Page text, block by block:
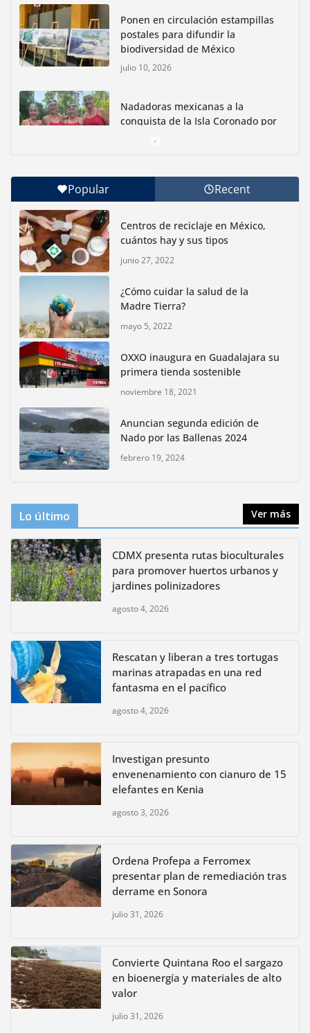
Ponen en circulación estampillas
postales para difundir la
biodiversidad de México
julio 10, 2026
Nadadoras mexicanas a la
conquista de la Isla Coronado por
Con jornada informativa, Profepa y Humane World
for Animals buscan inhibir tráfico de aves
junio 15, 2026
Inauguran nuevo Embarcadero Cuemanco para
reactivar la zona lacustre de Xochimilco
junio 4, 2026
Rompe CDMX récords Reto Naturalista Urbano 2026 y
lidera la biodiversidad nacional
mayo 18, 2026
bioculturales para promover
huertos urbanos y jardines
polinizadores
Popular Recent
Centros de reciclaje en México,
cuántos hay y sus tipos
junio 27, 2022
¿Cómo cuidar la salud de la
Madre Tierra?
mayo 5, 2022
OXXO inaugura en Guadalajara su
primera tienda sostenible
noviembre 18, 2021
Anuncian segunda edición de
Nado por las Ballenas 2024
febrero 19, 2024
Lo último Ver más
CDMX presenta rutas bioculturales
para promover huertos urbanos y
jardines polinizadores
agosto 4, 2026
Rescatan y liberan a tres tortugas
marinas atrapadas en una red
fantasma en el pacífico
agosto 4, 2026
Investigan presunto
envenenamiento con cianuro de 15
elefantes en Kenia
agosto 3, 2026
Ordena Profepa a Ferromex
presentar plan de remediación tras
derrame en Sonora
julio 31, 2026
Convierte Quintana Roo el sargazo
en bioenergía y materiales de alto
valor
julio 31, 2026